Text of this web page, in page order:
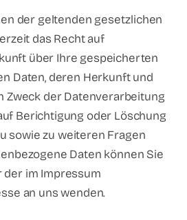
der geltenden gesetzlichen
das Recht auf
über Ihre gespeicherten
Daten, deren Herkunft und
Zweck der Datenverarbeitung
Berichtigung oder Löschung
sowie zu weiteren Fragen
Daten können Sie
im Impressum
an uns wenden.